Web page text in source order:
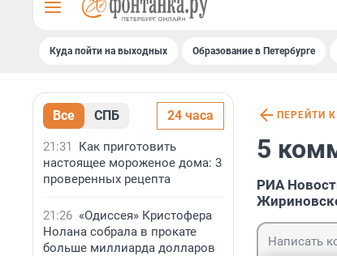
Куда пойти на выходных Образование в Петербурге
Все СПБ 24 часа
21:31
Как приготовить
настоящее мороженое дома: 3
проверенных рецепта
21:26 «Одиссея» Кристофера
Нолана собрала в прокате
больше миллиарда долларов
ПЕРЕЙТИ
5
РИА